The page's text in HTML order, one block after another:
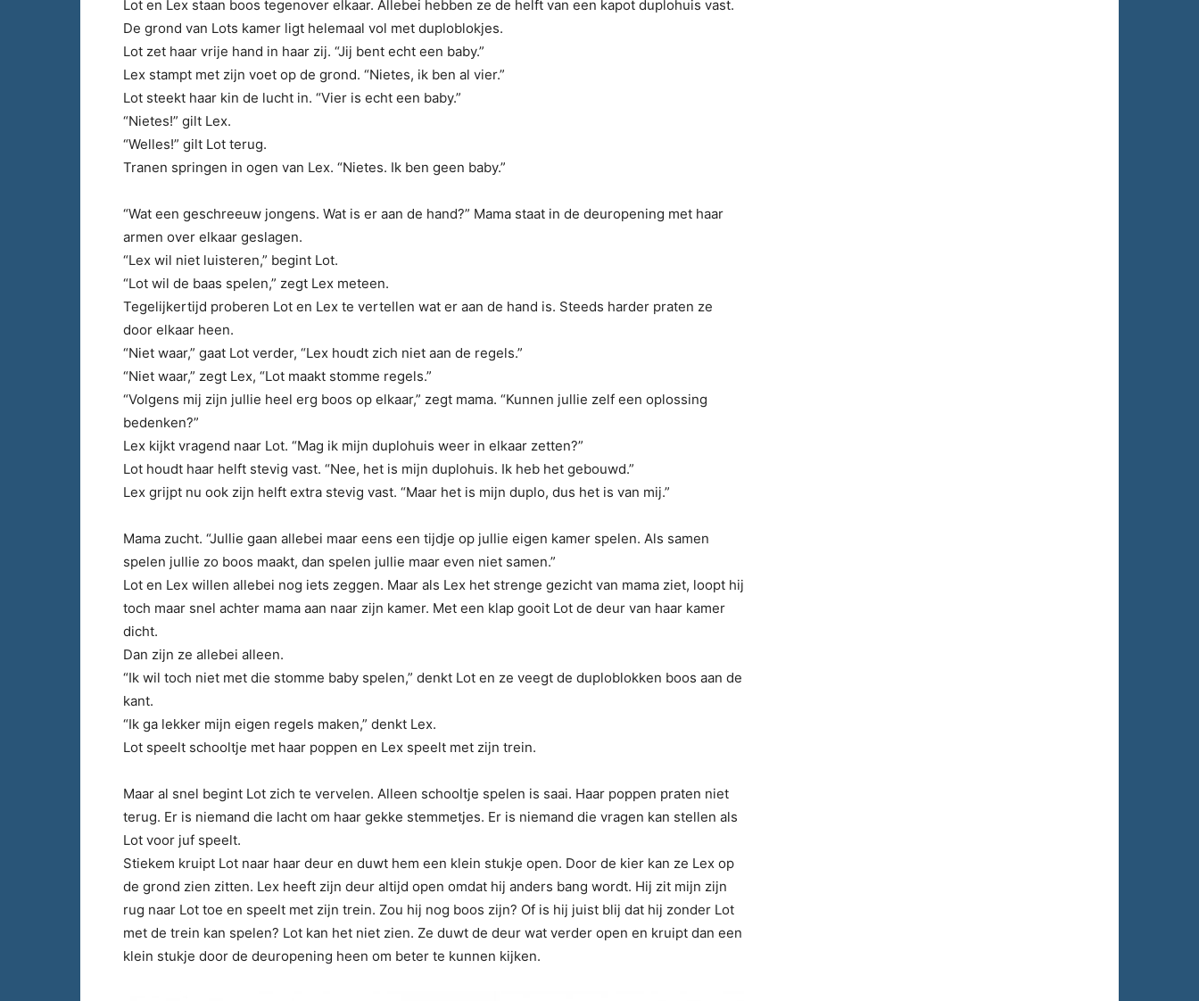
Lot en Lex staan boos tegenover elkaar. Allebei hebben ze de helft van een kapot duplohuis vast.
De grond van Lots kamer ligt helemaal vol met duploblokjes.
Lot zet haar vrije hand in haar zij. “Jij bent echt een baby.”
Lex stampt met zijn voet op de grond. “Nietes, ik ben al vier.”
Lot steekt haar kin de lucht in. “Vier is echt een baby.”
“Nietes!” gilt Lex.
“Welles!” gilt Lot terug.
Tranen springen in ogen van Lex. “Nietes. Ik ben geen baby.”
“Wat een geschreeuw jongens. Wat is er aan de hand?” Mama staat in de deuropening met haar
armen over elkaar geslagen.
“Lex wil niet luisteren,” begint Lot.
“Lot wil de baas spelen,” zegt Lex meteen.
Tegelijkertijd proberen Lot en Lex te vertellen wat er aan de hand is. Steeds harder praten ze
door elkaar heen.
“Niet waar,” gaat Lot verder, “Lex houdt zich niet aan de regels.”
“Niet waar,” zegt Lex, “Lot maakt stomme regels.”
“Volgens mij zijn jullie heel erg boos op elkaar,” zegt mama. “Kunnen jullie zelf een oplossing
bedenken?”
Lex kijkt vragend naar Lot. “Mag ik mijn duplohuis weer in elkaar zetten?”
Lot houdt haar helft stevig vast. “Nee, het is mijn duplohuis. Ik heb het gebouwd.”
Lex grijpt nu ook zijn helft extra stevig vast. “Maar het is mijn duplo, dus het is van mij.”
Mama zucht. “Jullie gaan allebei maar eens een tijdje op jullie eigen kamer spelen. Als samen
spelen jullie zo boos maakt, dan spelen jullie maar even niet samen.”
Lot en Lex willen allebei nog iets zeggen. Maar als Lex het strenge gezicht van mama ziet, loopt hij
toch maar snel achter mama aan naar zijn kamer. Met een klap gooit Lot de deur van haar kamer
dicht.
Dan zijn ze allebei alleen.
“Ik wil toch niet met die stomme baby spelen,” denkt Lot en ze veegt de duploblokken boos aan de
kant.
“Ik ga lekker mijn eigen regels maken,” denkt Lex.
Lot speelt schooltje met haar poppen en Lex speelt met zijn trein.
Maar al snel begint Lot zich te vervelen. Alleen schooltje spelen is saai. Haar poppen praten niet
terug. Er is niemand die lacht om haar gekke stemmetjes. Er is niemand die vragen kan stellen als
Lot voor juf speelt.
Stiekem kruipt Lot naar haar deur en duwt hem een klein stukje open. Door de kier kan ze Lex op
de grond zien zitten. Lex heeft zijn deur altijd open omdat hij anders bang wordt. Hij zit mijn zijn
rug naar Lot toe en speelt met zijn trein. Zou hij nog boos zijn? Of is hij juist blij dat hij zonder Lot
met de trein kan spelen? Lot kan het niet zien. Ze duwt de deur wat verder open en kruipt dan een
klein stukje door de deuropening heen om beter te kunnen kijken.